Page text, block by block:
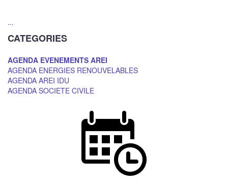
...
CATEGORIES
AGENDA EVENEMENTS AREI
AGENDA ENERGIES RENOUVELABLES
AGENDA AREI IDU
AGENDA SOCIETE CIVILE